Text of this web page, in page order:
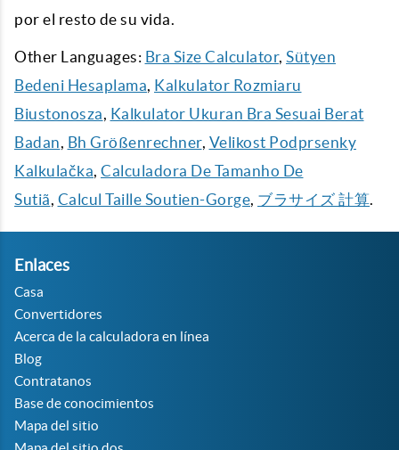
por el resto de su vida.
Other Languages: Bra Size Calculator, Sütyen
Bedeni Hesaplama, Kalkulator Rozmiaru
Biustonosza, Kalkulator Ukuran Bra Sesuai Berat
Badan, Bh Größenrechner, Velikost Podprsenky
Kalkulačka, Calculadora De Tamanho De
Sutiã, Calcul Taille Soutien-Gorge, ブラサイズ 計算.
Enlaces
Casa
Convertidores
Acerca de la calculadora en línea
Blog
Contratanos
Base de conocimientos
Mapa del sitio